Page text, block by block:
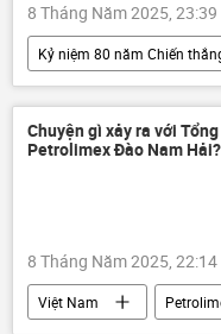
8 Tháng Năm 2025, 23:39
Thế giới
Việt Nam
Nga
Mikhail
quan hệ song phương
Chuyện gì xảy ra với
Petrolimex Đào Nam Hải?
8 Tháng Năm 2025, 22:14
Việt Nam